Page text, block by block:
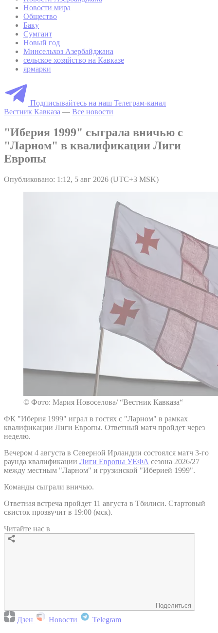
Новости мира
Общество
Баку
Сумгаит
Новый год
Минсельхоз Азербайджана
сельское хозяйство на Кавказе
ярмарки
Подписывайтесь на наш Телеграм-канал
Вестник Кавказа — Все новости
"Иберия 1999" сыграла вничью с
"Ларном" в квалификации Лиги
Европы
Опубликовано: 1:12, 5 авг 2026 (UTC+3 MSK)
© Фото: Мария Новоселова/ “Вестник Кавказа“
ФК "Иберия 1999" играл в гостях с "Ларном" в рамках
квалификации Лиги Европы. Ответный матч пройдет через
неделю.
Вечером 4 августа в Северной Ирландии состоялся матч 3-го
раунда квалификации Лиги Европы УЕФА сезона 2026/27
между местным "Ларном" и грузинской "Иберией 1999".
Команды сыграли вничью.
Ответная встреча пройдет 11 августа в Тбилиси. Стартовый
свисток прозвучит в 19:00 (мск).
Читайте нас в
Поделиться
Дзен Новости Telegram